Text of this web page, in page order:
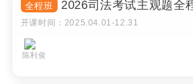
全程班 2026司法考试主观题全
开课时间： 2025.04.01-12.31
陈利俊